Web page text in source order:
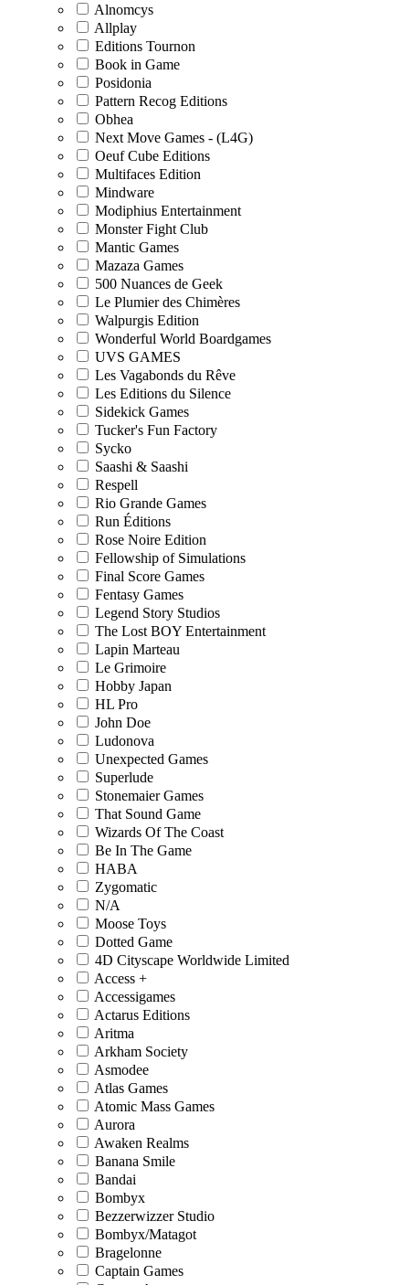
Alnomcys
Allplay
Editions Tournon
Book in Game
Posidonia
Pattern Recog Editions
Obhea
Next Move Games - (L4G)
Oeuf Cube Editions
Multifaces Edition
Mindware
Modiphius Entertainment
Monster Fight Club
Mantic Games
Mazaza Games
500 Nuances de Geek
Le Plumier des Chimères
Walpurgis Edition
Wonderful World Boardgames
UVS GAMES
Les Vagabonds du Rêve
Les Editions du Silence
Sidekick Games
Tucker's Fun Factory
Sycko
Saashi & Saashi
Respell
Rio Grande Games
Run Éditions
Rose Noire Edition
Fellowship of Simulations
Final Score Games
Fentasy Games
Legend Story Studios
The Lost BOY Entertainment
Lapin Marteau
Le Grimoire
Hobby Japan
HL Pro
John Doe
Ludonova
Unexpected Games
Superlude
Stonemaier Games
That Sound Game
Wizards Of The Coast
Be In The Game
HABA
Zygomatic
N/A
Moose Toys
Dotted Game
4D Cityscape Worldwide Limited
Access +
Accessigames
Actarus Editions
Aritma
Arkham Society
Asmodee
Atlas Games
Atomic Mass Games
Aurora
Awaken Realms
Banana Smile
Bandai
Bombyx
Bezzerwizzer Studio
Bombyx/Matagot
Bragelonne
Captain Games